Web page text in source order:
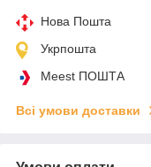
Нова Пошта
Укрпошта
Meest ПОШТА
Всі умови доставки